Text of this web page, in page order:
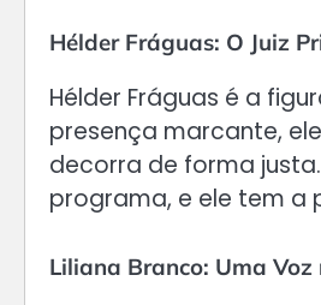
Hélder Fráguas: O Juiz
Hélder Fráguas é a
presença marcante,
decorra de forma
programa, e ele tem a
Liliana Branco: Uma Voz